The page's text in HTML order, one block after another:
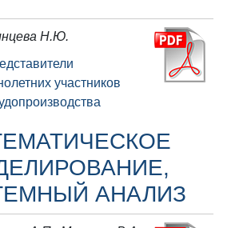
Н.Ю.
участников
АНАЛИЗ